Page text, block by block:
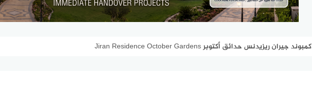
كمبوند جيران ريزيدنس حدائق أكتوبر Jiran Residence October Gardens